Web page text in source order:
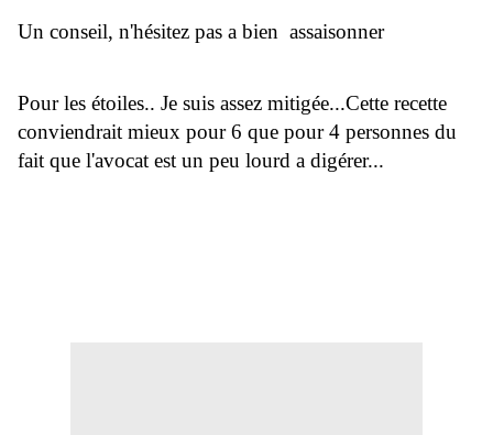
Un conseil, n'hésitez pas a bien assaisonner
Pour les étoiles.. Je suis assez mitigée...Cette recette
conviendrait mieux pour 6 que pour 4 personnes du
fait que l'avocat est un peu lourd a digérer...